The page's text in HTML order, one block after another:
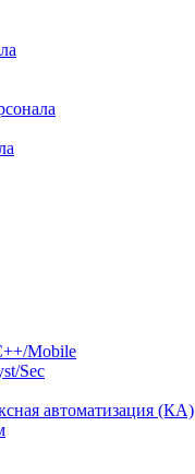
Mobile
Sec
автоматизация (КА)